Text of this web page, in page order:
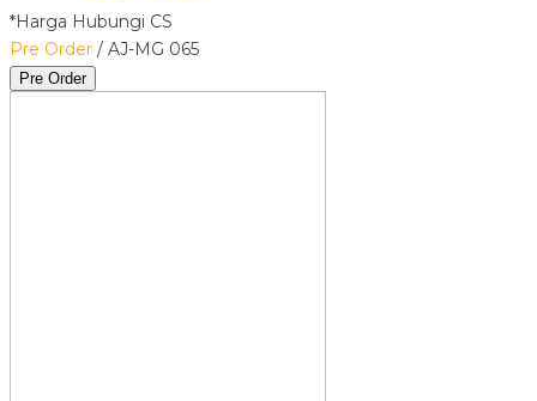
*Harga Hubungi CS
Pre Order / AJ-MG 065
Pre Order